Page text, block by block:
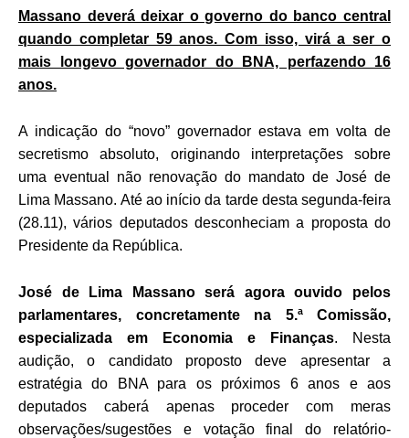
Massano deverá deixar o governo do banco central
quando completar 59 anos. Com isso, virá a ser o
mais longevo governador do BNA, perfazendo 16
anos.
A indicação do “novo” governador estava em volta de
secretismo absoluto, originando interpretações sobre
uma eventual não renovação do mandato de José de
Lima Massano. Até ao início da tarde desta segunda-feira
(28.11), vários deputados desconheciam a proposta do
Presidente da República.
José de Lima Massano será agora ouvido pelos
parlamentares, concretamente na 5.ª Comissão,
especializada em Economia e Finanças. Nesta
audição, o candidato proposto deve apresentar a
estratégia do BNA para os próximos 6 anos e aos
deputados caberá apenas proceder com meras
observações/sugestões e votação final do relatório-